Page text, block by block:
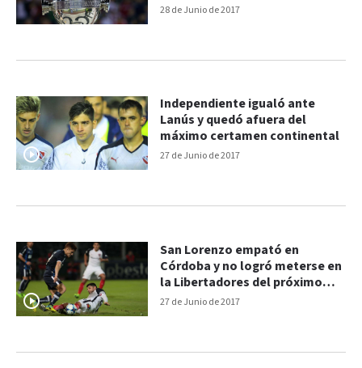
28 de Junio de 2017
27 de Junio de 2017
Independiente igualó ante
Lanús y quedó afuera del
máximo certamen continental
27 de Junio de 2017
San Lorenzo empató en
Córdoba y no logró meterse en
la Libertadores del próximo
año